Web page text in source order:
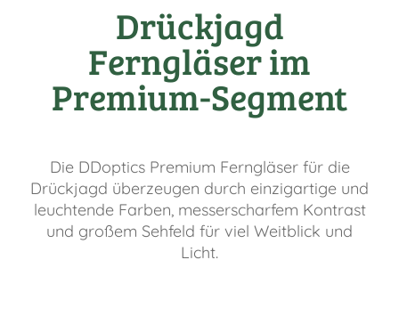
Drückjagd
Ferngläser im
Premium-Segment
Die DDoptics Premium Ferngläser für die
Drückjagd überzeugen durch einzigartige und
leuchtende Farben, messerscharfem Kontrast
und großem Sehfeld für viel Weitblick und
Licht.